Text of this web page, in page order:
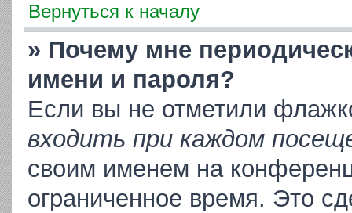
Вернуться к началу
» Почему мне
имени и пароля?
Если вы не отметили
входить при каждом
своим именем на
ограниченное время. Это